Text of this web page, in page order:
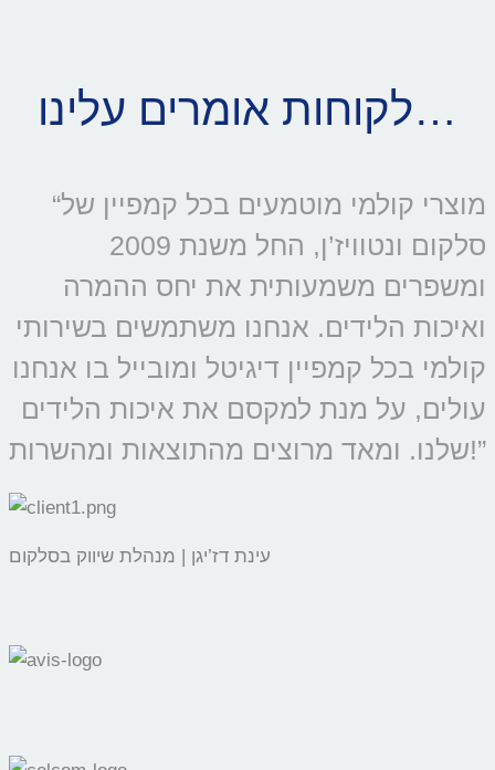
לקוחות אומרים עלינו…
“מוצרי קולמי מוטמעים בכל קמפיין של
סלקום ונטוויז’ן, החל משנת 2009
ומשפרים משמעותית את יחס ההמרה
ואיכות הלידים. אנחנו משתמשים בשירותי
קולמי בכל קמפיין דיגיטל ומובייל בו אנחנו
עולים, על מנת למקסם את איכות הלידים
שלנו. ומאד מרוצים מהתוצאות ומהשרות!”
עינת דז’יגן | מנהלת שיווק בסלקום